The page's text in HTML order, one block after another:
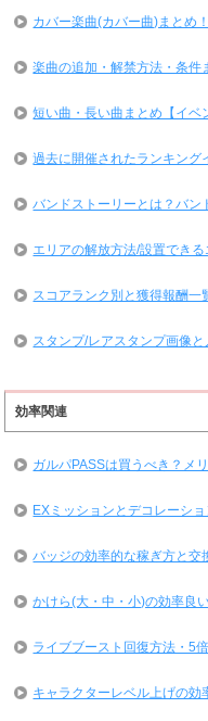
カバー楽曲(カバー曲)まとめ
楽曲の追加・解禁方法・条件
短い曲・長い曲まとめ【イベ
過去に開催されたランキング
バンドストーリーとは？バン
エリアの解放方法/設置でき
スコアランク別と獲得報酬一
スタンプ/レアスタンプ画像
効率関連
ガルパPASSは買うべき？メ
EXミッションとデコレーシ
バッジの効率的な稼ぎ方と交
かけら(大・中・小)の効率良
ライブブースト回復方法・5
キャラクターレベル上げの